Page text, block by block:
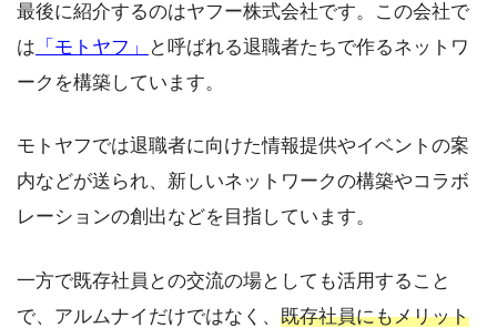
最後に紹介するのはヤフー株式会社です。この会社で
は 「モトヤフ」
と呼ばれる退職者たちで作るネットワ
ークを構築しています。
モトヤフでは退職者に向けた情報提供やイベントの案
内などが送られ、新しいネットワークの構築やコラボ
レーションの創出などを目指しています。
一方で既存社員との交流の場としても活用すること
で、アルムナイだけではなく、 既存社員にもメリット